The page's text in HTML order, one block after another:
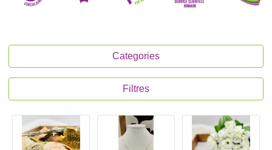
Categories
Filtres